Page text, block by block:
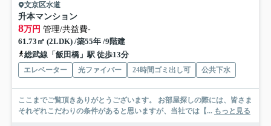
文京区水道
升本マンション
8万円 管理/共益費-
61.73㎡ (2LDK) /築55年 /9階建
総武線「飯田橋」駅 徒歩13分
エレベーター 光ファイバー 24時間ゴミ出し可 公共下水
ここまでご覧頂きありがとうございます。 お部屋探しの際には、皆さま
それぞれこだわりの条件があると思いますが、当社では【... もっと見る